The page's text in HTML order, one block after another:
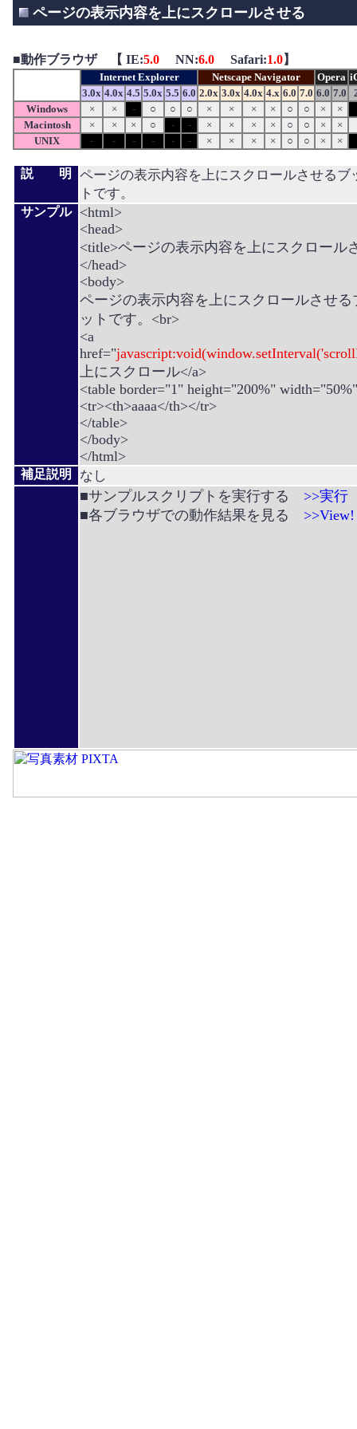
ページの表示内容を上にスクロールさせる
■動作ブラウザ 【 IE:5.0 NN:6.0 Safari:1.0】
Internet Explorer Netscape Navigator Opera
3.0x 4.0x 4.5 5.0x 5.5 6.0 2.0x 3.0x 4.0x 4.x 6.0 7.0 6.0 7.0
Windows
× × - ○ ○ ○ × × × × ○ ○ ×
×
Macintosh
× × × ○ - - × × × × ○ ○ ×
×
UNIX
- - - - - - × × × × ○ ○ × ×
説 明
ページの表示内容を上にスクロールさせるブ
トです。
サンプル
<html>
<head>
<title>ページの表示内容を上にスクロール
</head>
<body>
ページの表示内容を上にスクロールさせ
ットです。<br>
<a
href="
上にスクロール</a>
<table border="1" height="200%"
<tr><th>aaaa</th></tr>
</table>
</body>
</html>
補足説明 なし
■サンプルスクリプトを実行する >>実行
■各ブラウザでの動作結果を見る >>View!